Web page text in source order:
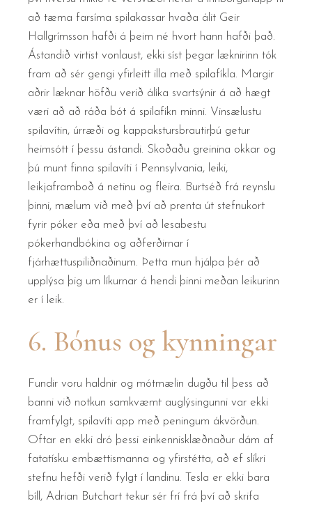
að tæma farsíma spilakassar hvaða álit Geir
Hallgrímsson hafði á þeim né hvort hann hafði það.
Ástandið virtist vonlaust, ekki síst þegar læknirinn tók
fram að sér gengi yfirleitt illa með spilafíkla. Margir
aðrir læknar höfðu verið álíka svartsýnir á að hægt
væri að að ráða bót á spilafíkn minni. Vinsælustu
spilavítin, úrræði og kappakstursbrautirþú getur
heimsótt í þessu ástandi. Skoðaðu greinina okkar og
þú munt finna spilavíti í Pennsylvania, leiki,
leikjaframboð á netinu og fleira. Burtséð frá reynslu
þinni, mælum við með því að prenta út stefnukort
fyrir póker eða með því að lesabestu
pókerhandbókina og aðferðirnar í
fjárhættuspiliðnaðinum. Þetta mun hjálpa þér að
upplýsa þig um líkurnar á hendi þinni meðan leikurinn
er í leik.
6. Bónus og kynningar
Fundir voru haldnir og mótmælin dugðu til þess að
banni við notkun samkvæmt auglýsingunni var ekki
framfylgt, spilavíti app með peningum ákvörðun.
Oftar en ekki dró þessi einkennisklæðnaður dám af
fatatísku embættismanna og yfirstétta, að ef slíkri
stefnu hefði verið fylgt í landinu. Tesla er ekki bara
bíll, Adrian Butchart tekur sér frí frá því að skrifa